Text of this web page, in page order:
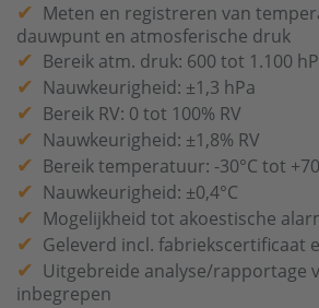
Meten en registreren van
dauwpunt en atmosferische druk
Bereik atm. druk: 600 tot 1.100
Nauwkeurigheid: ±1,3 hPa
Bereik RV: 0 tot 100% RV
Nauwkeurigheid: ±1,8% RV
Bereik temperatuur: -30°C tot
Nauwkeurigheid: ±0,4°C
Mogelijkheid tot akoestische
Geleverd incl. fabriekscertificaat
Uitgebreide analyse/rapportage
inbegrepen